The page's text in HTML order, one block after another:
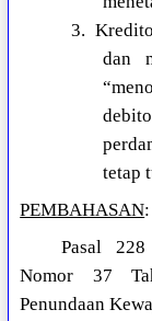
3.
dan
tetap
PEMBAHASAN:
Pasal
Nomor 37
Penundaan